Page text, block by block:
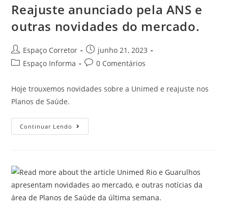
Reajuste anunciado pela ANS e
outras novidades do mercado.
Espaço Corretor
junho 21, 2023
Espaço Informa
0 Comentários
Hoje trouxemos novidades sobre a Unimed e reajuste nos
Planos de Saúde.
Continuar Lendo